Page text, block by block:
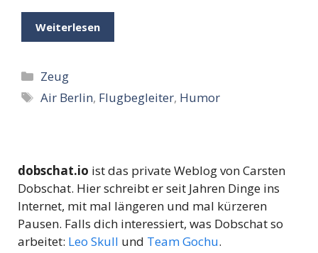
Weiterlesen
Kategorien
Zeug
Schlagwörter
Air Berlin, Flugbegleiter, Humor
dobschat.io ist das private Weblog von Carsten
Dobschat. Hier schreibt er seit Jahren Dinge ins
Internet, mit mal längeren und mal kürzeren
Pausen. Falls dich interessiert, was Dobschat so
arbeitet: Leo Skull und Team Gochu.